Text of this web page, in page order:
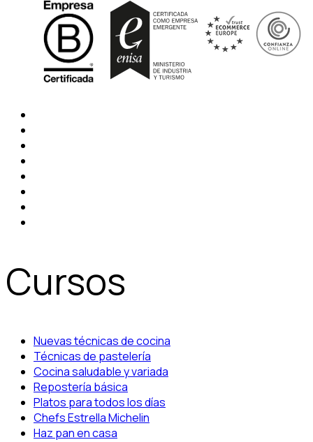
Cursos
Nuevas técnicas de cocina
Técnicas de pastelería
Cocina saludable y variada
Repostería básica
Platos para todos los días
Chefs Estrella Michelin
Haz pan en casa